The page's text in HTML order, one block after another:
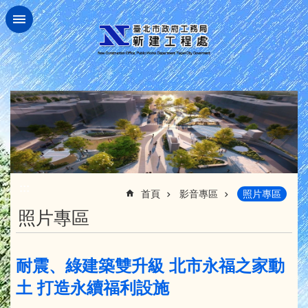
跳到主要內容區塊
首頁 影音專區 照片專區
照片專區
耐震、綠建築雙升級 北市永福之家動
土 打造永續福利設施